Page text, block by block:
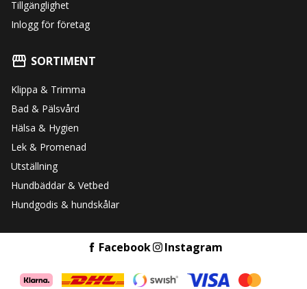
Tillgänglighet
Inlogg för företag
SORTIMENT
Klippa & Trimma
Bad & Pälsvård
Hälsa & Hygien
Lek & Promenad
Utställning
Hundbäddar & Vetbed
Hundgodis & hundskålar
Facebook Instagram